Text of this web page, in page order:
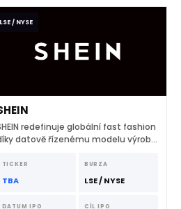
LSE / NYSE
redefinuje globální fast fashion
datově řízenému modelu výroby
dodavatelskému řetězci.
TICKER
TBA
BURZA
LSE / NYSE
DATUM IPO CÍL IPO